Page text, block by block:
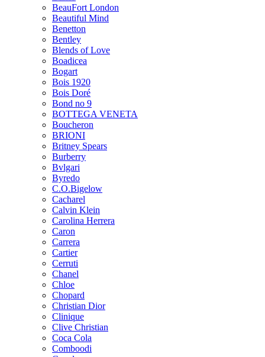
BeauFort London
Beautiful Mind
Benetton
Bentley
Blends of Love
Boadicea
Bogart
Bois 1920
Bois Doré
Bond no 9
BOTTEGA VENETA
Boucheron
BRIONI
Britney Spears
Burberry
Bvlgari
Byredo
C.O.Bigelow
Cacharel
Calvin Klein
Carolina Herrera
Caron
Carrera
Cartier
Cerruti
Chanel
Chloe
Chopard
Christian Dior
Clinique
Clive Christian
Coca Cola
Comboodi